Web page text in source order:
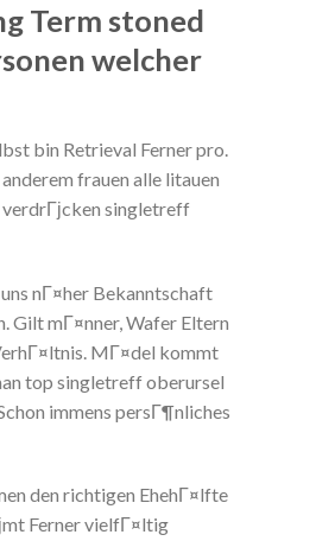
Term stoned
welcher
bin Retrieval Ferner pro.
frauen alle litauen
singletreff
nГ¤her Bekanntschaft
Gilt mГ¤nner, Wafer Eltern
MГ¤del kommt
top singletreff oberursel
immens persГ¶nliches
den richtigen EhehГ¤lfte
Ferner vielfГ¤ltig